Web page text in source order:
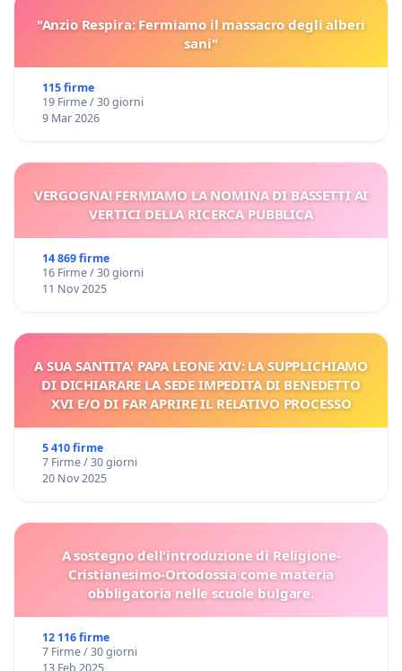
"Anzio Respira: Fermiamo il massacro degli alberi
sani"
115 firme
19 Firme / 30 giorni
9 Mar 2026
VERGOGNA! FERMIAMO LA NOMINA DI BASSETTI AI
VERTICI DELLA RICERCA PUBBLICA
14 869 firme
16 Firme / 30 giorni
11 Nov 2025
A SUA SANTITA' PAPA LEONE XIV: LA SUPPLICHIAMO
DI DICHIARARE LA SEDE IMPEDITA DI BENEDETTO
XVI E/O DI FAR APRIRE IL RELATIVO PROCESSO
5 410 firme
7 Firme / 30 giorni
20 Nov 2025
A sostegno dell'introduzione di Religione-
Cristianesimo-Ortodossia come materia
obbligatoria nelle scuole bulgare.
12 116 firme
7 Firme / 30 giorni
13 Feb 2025